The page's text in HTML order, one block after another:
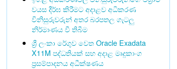
වයස දීර්ඝ කිරීමට අදාළව අධිකරණ
විනිසුරුවරුන් අතර බරපතල ගැටලු
නිර්මාණය වී තිබීම
ශ්‍රී ලංකා රේගුව වෙත Oracle Exadata
X11M පද්ධතියක් සහ අදාළ මෘදුකාංග
ප්‍රසම්පාදනය අධීක්ෂණය